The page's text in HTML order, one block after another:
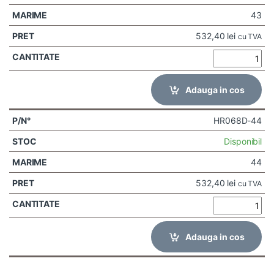
43
532,40 lei cu TVA
Adauga in cos
HR068D-44
Disponibil
44
532,40 lei cu TVA
Adauga in cos